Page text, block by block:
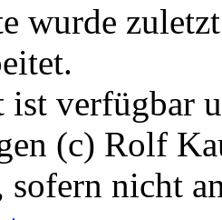
wurde
ist verfügbar
(c) Rolf
sofern nicht